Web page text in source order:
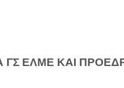
ΓΣ ΕΛΜΕ ΚΑΙ